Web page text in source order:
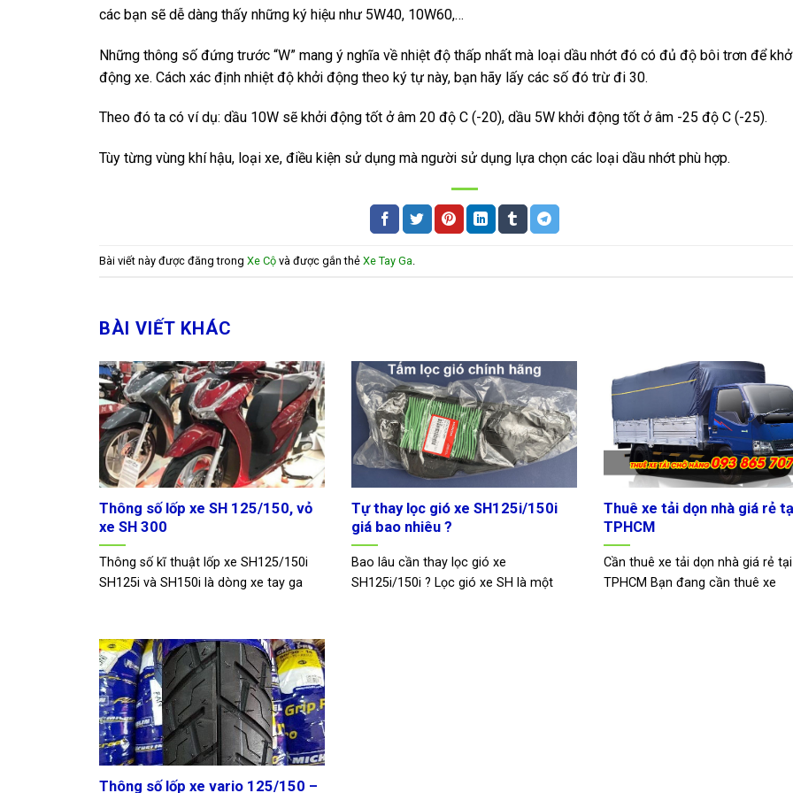
các bạn sẽ dễ dàng thấy những ký hiệu như 5W40, 10W60,…
Những thông số đứng trước “W” mang ý nghĩa về nhiệt độ thấp nhất mà loại dầu nhớt đó có đủ độ bôi trơn để
động xe. Cách xác định nhiệt độ khởi động theo ký tự này, bạn hãy lấy các số đó trừ đi 30.
Theo đó ta có ví dụ: dầu 10W sẽ khởi động tốt ở âm 20 độ C (-20), dầu 5W khởi động tốt ở âm -25 độ C (-25).
Tùy từng vùng khí hậu, loại xe, điều kiện sử dụng mà người sử dụng lựa chọn các loại dầu nhớt phù hợp.
Bài viết này được đăng trong Xe Cộ và được gắn thẻ Xe Tay Ga
BÀI VIẾT KHÁC
Thông số lốp xe SH 125/150, vỏ
xe SH 300
Thông số kĩ thuật lốp xe SH125/150i
SH125i và SH150i là dòng xe tay ga
Tự thay lọc gió xe SH125i/150i
giá bao nhiêu ?
Bao lâu cần thay lọc gió xe
SH125i/150i ? Lọc gió xe SH là một
Thuê xe tải dọn nhà giá rẻ
TPHCM
Cần thuê xe tải dọn nhà giá rẻ tại
TPHCM Bạn đang cần thuê xe
Thông số lốp xe vario 125/150 –